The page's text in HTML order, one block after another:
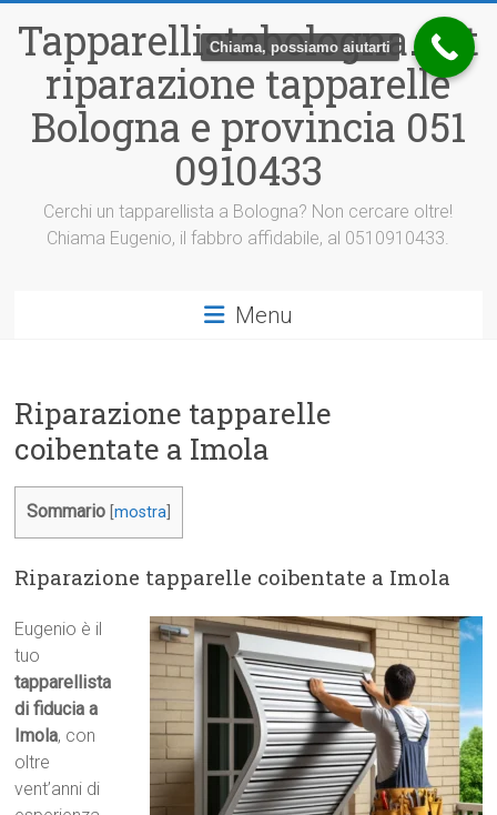
contenuto
Tapparellistabologna.net
riparazione tapparelle
Bologna e provincia 051
0910433
Cerchi un tapparellista a Bologna? Non cercare oltre!
Chiama Eugenio, il fabbro affidabile, al 0510910433.
Menu
Riparazione tapparelle
coibentate a Imola
Sommario [mostra
Riparazione tapparelle coibentate a Imola
Eugenio è il
tuo
tapparellista
di fiducia a
Imola, con
oltre
vent’anni di
Chiama, possiamo aiutarti